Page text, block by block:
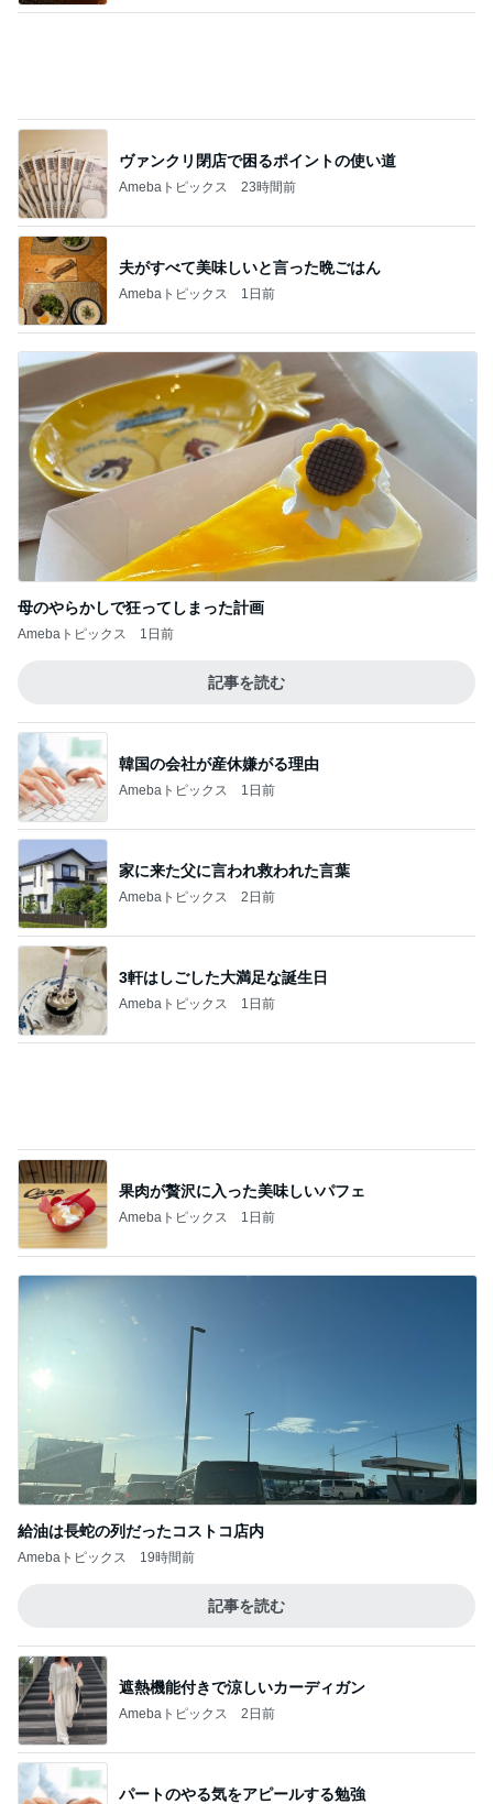
ヴァンクリ閉店で困るポイントの使い道
Amebaトピックス 23時間前
夫がすべて美味しいと言った晩ごはん
Amebaトピックス 1日前
母のやらかしで狂ってしまった計画
Amebaトピックス 1日前
記事を読む
韓国の会社が産休嫌がる理由
Amebaトピックス 1日前
家に来た父に言われ救われた言葉
Amebaトピックス 2日前
3軒はしごした大満足な誕生日
Amebaトピックス 1日前
果肉が贅沢に入った美味しいパフェ
Amebaトピックス 1日前
給油は長蛇の列だったコストコ店内
Amebaトピックス 19時間前
記事を読む
遮熱機能付きで涼しいカーディガン
Amebaトピックス 2日前
パートのやる気をアピールする勉強